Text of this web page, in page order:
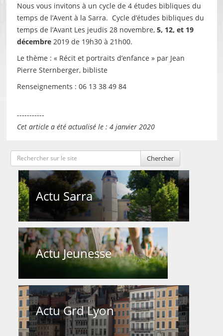
Nous vous invitons à un cycle de 4 études bibliques du
temps de l’Avent à la Sarra. Cycle d’études bibliques du
temps de l’Avant Les jeudis 28 novembre, 5, 12, et 19
décembre2019 de 19h30 à 21h00.
Le thème : « Récit et portraits d’enfance » par Jean
Pierre Sternberger, bibliste
Renseignements : 06 13 38 49 84
-----------
Cet article a été actualisé le : 4 janvier 2020
Chercher
Actu Sarra
Actu Jeunesse
Actu Grd Lyon